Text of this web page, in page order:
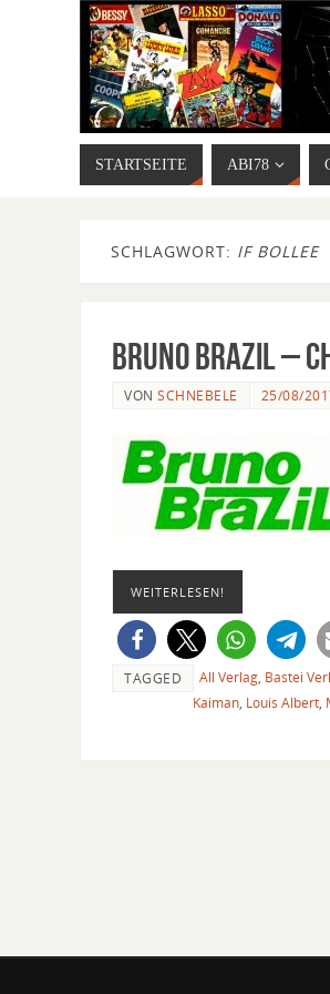
STARTSEITE ABI78
SCHLAGWORT: IF BOLLEE
Bruno Brazil –
VON SCHNEBELE 25/08/
WEITERLESEN!
TAGGED All Verlag Bastei
Kaiman Louis Albert